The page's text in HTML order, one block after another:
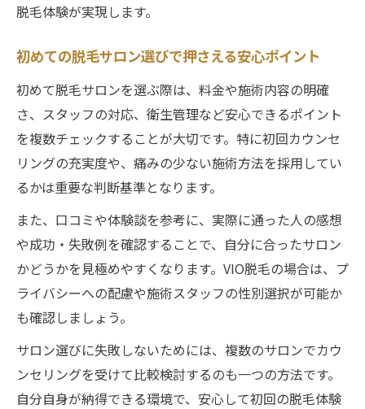
脱毛体験が実現します。
初めての脱毛サロン選びで押さえる安心ポイント
初めて脱毛サロンを選ぶ際は、料金や施術内容の明確
さ、スタッフの対応、衛生管理など安心できるポイント
を複数チェックすることが大切です。特に初回カウンセ
リングの充実度や、痛みの少ない施術方法を採用してい
るかは重要な判断基準となります。
また、口コミや体験談を参考に、実際に通った人の感想
や成功・失敗例を確認することで、自分に合ったサロン
かどうかを見極めやすくなります。VIO脱毛の場合は、プ
ライバシーへの配慮や施術スタッフの性別選択が可能か
も確認しましょう。
サロン選びに失敗しないためには、複数のサロンでカウ
ンセリングを受けて比較検討するのも一つの方法です。
自分自身が納得できる環境で、安心して初回の脱毛体験